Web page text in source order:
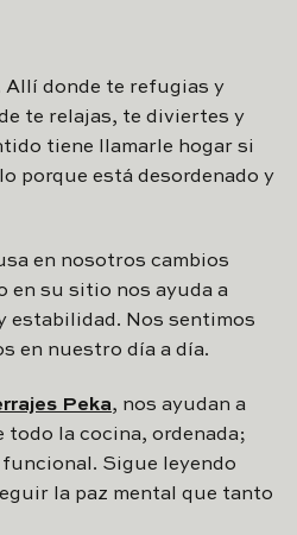
Allí donde te refugias y
te relajas, te diviertes y
tiene llamarle hogar si
porque está desordenado y
en nosotros cambios
en su sitio nos ayuda a
estabilidad. Nos sentimos
en nuestro día a día.
Peka, nos ayudan a
todo la cocina, ordenada;
funcional. Sigue leyendo
la paz mental que tanto